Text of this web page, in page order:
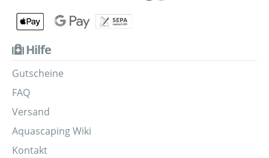
Hilfe
Gutscheine
FAQ
Versand
Aquascaping Wiki
Kontakt